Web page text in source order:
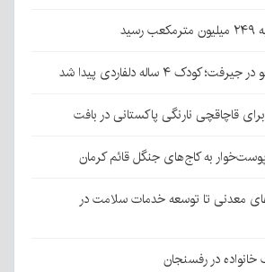
۴ ساله دلفاردی پیدا شد
به کاج‌های جنگل قائم کرمان
معدنی تا توسعه خدمات سلامت در
در رفسنجان